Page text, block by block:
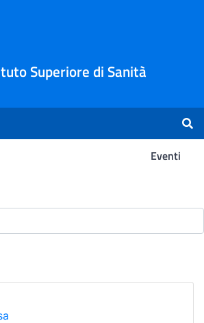
Superiore di Sanità
Eventi
Ricerca -